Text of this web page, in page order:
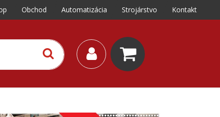
Obchod Automatizácia Strojárstvo Kontakt